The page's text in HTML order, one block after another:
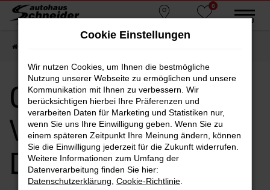
Zum
0
MENÜ
CUPRA
Vorführwagen
Dachau
Cookie Einstellungen
Wir nutzen Cookies, um Ihnen die bestmögliche
Nutzung unserer Webseite zu ermöglichen und unsere
Kommunikation mit Ihnen zu verbessern. Wir
berücksichtigen hierbei Ihre Präferenzen und
verarbeiten Daten für Marketing und Statistiken nur,
wenn Sie uns Ihre Einwilligung geben. Wenn Sie zu
einem späteren Zeitpunkt Ihre Meinung ändern, können
Sie die Einwilligung jederzeit für die Zukunft widerrufen.
Weitere Informationen zum Umfang der
Datenverarbeitung finden Sie hier:
Datenschutzerklärung Cookie-Richtlinie